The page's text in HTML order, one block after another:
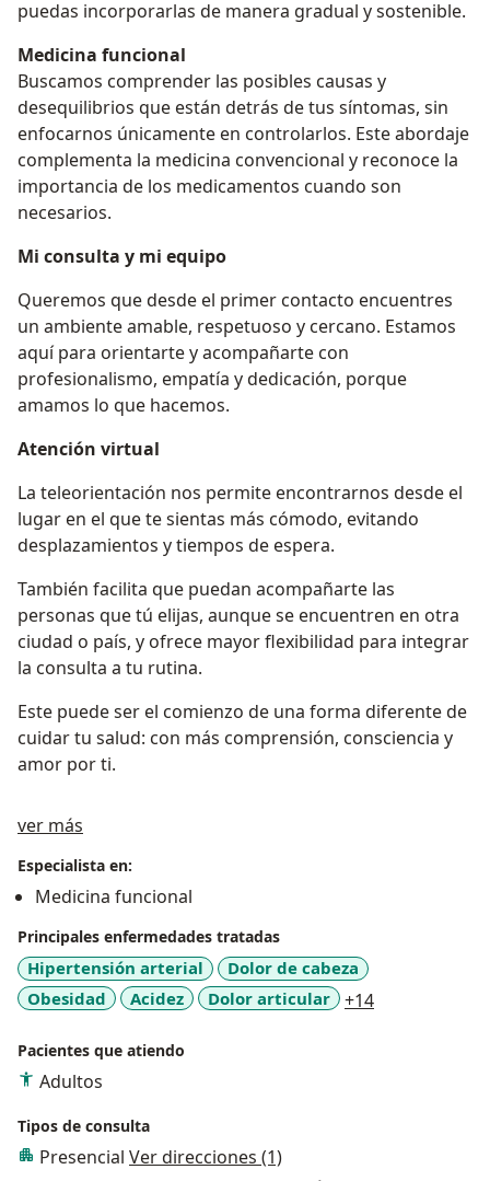
puedas incorporarlas de manera gradual y sostenible.
Medicina funcional
Buscamos comprender las posibles causas y
desequilibrios que están detrás de tus síntomas, sin
enfocarnos únicamente en controlarlos. Este abordaje
complementa la medicina convencional y reconoce la
importancia de los medicamentos cuando son
necesarios.
Mi consulta y mi equipo
Queremos que desde el primer contacto encuentres
un ambiente amable, respetuoso y cercano. Estamos
aquí para orientarte y acompañarte con
profesionalismo, empatía y dedicación, porque
amamos lo que hacemos.
Atención virtual
La teleorientación nos permite encontrarnos desde el
lugar en el que te sientas más cómodo, evitando
desplazamientos y tiempos de espera.
También facilita que puedan acompañarte las
personas que tú elijas, aunque se encuentren en otra
ciudad o país, y ofrece mayor flexibilidad para integrar
la consulta a tu rutina.
Este puede ser el comienzo de una forma diferente de
cuidar tu salud: con más comprensión, consciencia y
amor por ti.
ver más
Especialista en:
Medicina funcional
Principales enfermedades tratadas
Hipertensión arterial
Dolor de cabeza
Obesidad
Acidez Dolor articular +14
Pacientes que atiendo
Adultos
Tipos de consulta
Presencial Ver direcciones (1)